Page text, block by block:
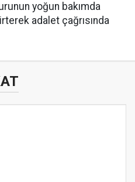
yoğun bakımda
adalet çağrısında